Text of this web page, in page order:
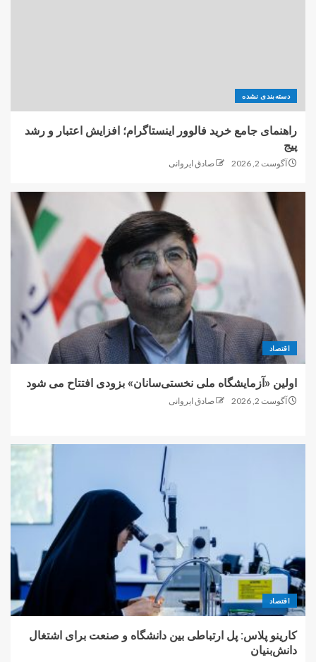
دسته‌بندی نشده
راهنمای جامع خرید فالوور اینستاگرام؛ افزایش اعتبار و رشد
پیج
آگوست 2, 2026 صادق ایروانی
اقتصاد
اولین «آزمایشگاه ملی نخستی‌سانان» بزودی افتتاح می شود
آگوست 2, 2026 صادق ایروانی
اقتصاد
کارینو پلاس: پل ارتباطی بین دانشگاه و صنعت برای اشتغال
دانش‌بنیان